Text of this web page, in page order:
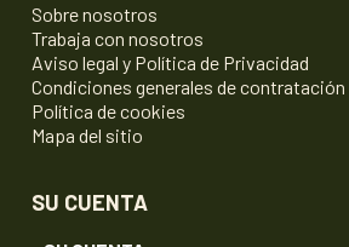
Sobre nosotros
Trabaja con nosotros
Aviso legal y Política de Privacidad
Condiciones generales de contratación
Política de cookies
Mapa del sitio
SU CUENTA